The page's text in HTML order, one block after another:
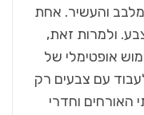
והעשיר. אחת
ולמרות זאת,
אופטימלי של
עם צבעים רק
האורחים וחדרי